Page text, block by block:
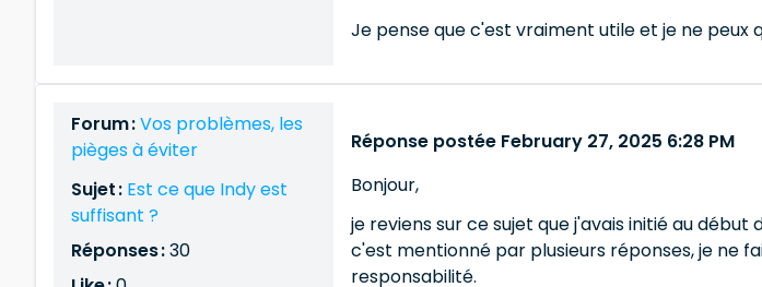
Je pense que c'est vraiment utile et je ne peux
Forum :Vos problèmes, les
pièges à éviter
Sujet : Est ce que Indy est
suffisant ?
Réponses :30
Réponse postée February 27, 2025 6:28 PM
Bonjour,
je reviens sur ce sujet que j'avais initié au
c'est mentionné par plusieurs réponses, je ne
responsabilité.